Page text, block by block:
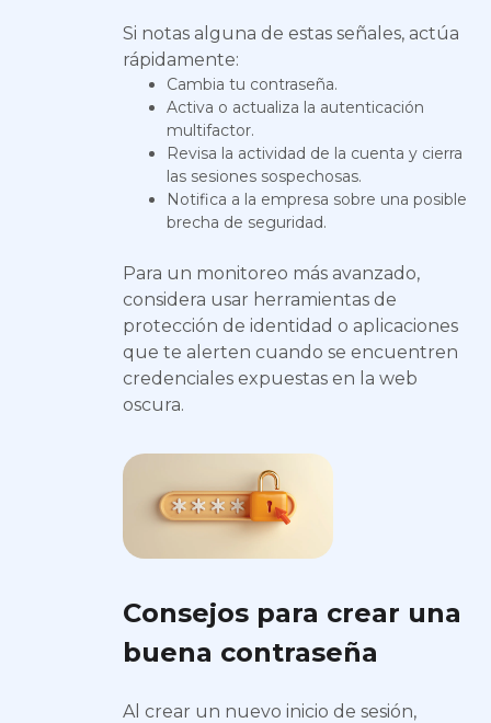
Si notas alguna de estas señales, actúa
rápidamente:
Cambia tu contraseña.
Activa o actualiza la autenticación
multifactor.
Revisa la actividad de la cuenta y cierra
las sesiones sospechosas.
Notifica a la empresa sobre una posible
brecha de seguridad.
Para un monitoreo más avanzado,
considera usar herramientas de
protección de identidad o aplicaciones
que te alerten cuando se encuentren
credenciales expuestas en la web
oscura.
Consejos para crear una
buena contraseña
Al crear un nuevo inicio de sesión,